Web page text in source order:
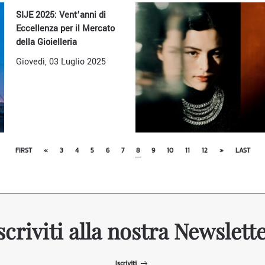
SIJE 2025: Vent’anni di
Eccellenza per il Mercato
della Gioielleria
Giovedì, 03 Luglio 2025
FIRST « 3 4 5 6 7 8 9 10 11 12 » LAST
alla nostra